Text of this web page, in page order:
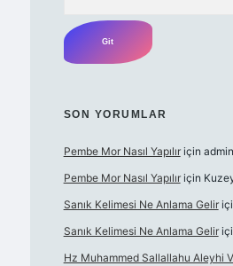
SON YORUMLAR
Pembe Mor Nasıl Yapılıriçin admin
Pembe Mor Nasıl Yapılıriçin
Sanık Kelimesi Ne Anlama Gelir
Sanık Kelimesi Ne Anlama Gelir
Hz Muhammed Sallallahu Aleyhi